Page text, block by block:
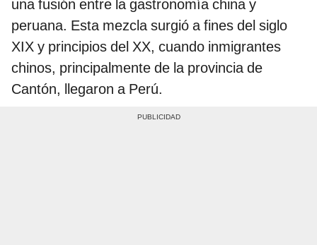
una fusión entre la gastronomía china y
peruana. Esta mezcla surgió a fines del siglo
XIX y principios del XX, cuando inmigrantes
chinos, principalmente de la provincia de
Cantón, llegaron a Perú.